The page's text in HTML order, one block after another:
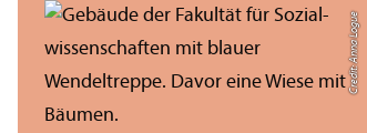
Credit: Anna Logue